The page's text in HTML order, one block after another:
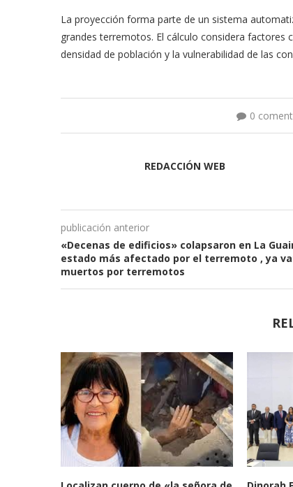
La proyección forma parte de un sistema
grandes terremotos. El cálculo considera factores
densidad de población y la vulnerabilidad de las
0
REDACCIÓN WEB
publicación anterior
«Decenas de edificios» colapsaron en La
estado más afectado por el terremoto , ya
muertos por terremotos